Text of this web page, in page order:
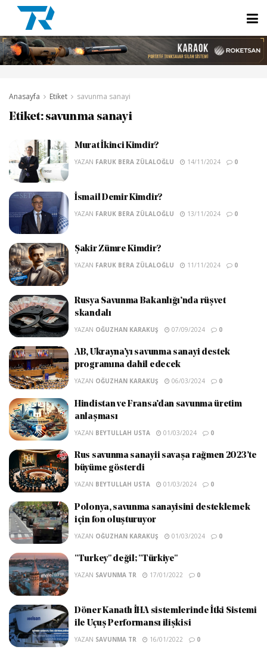
Anasayfa Etiket savunma sanayi
Etiket: savunma sanayi
Murat İkinci Kimdir?
YAZAN FARUK BERA ZÜLALOĞLU 14/11/2024 0
İsmail Demir Kimdir?
YAZAN FARUK BERA ZÜLALOĞLU 13/11/2024 0
Şakir Zümre Kimdir?
YAZAN FARUK BERA ZÜLALOĞLU 11/11/2024 0
Rusya Savunma Bakanlığı’nda rüşvet
skandalı
YAZAN OĞUZHAN KARAKUŞ 07/09/2024 0
AB, Ukrayna’yı savunma sanayi destek
programına dahil edecek
YAZAN OĞUZHAN KARAKUŞ 06/03/2024 0
Hindistan ve Fransa’dan savunma üretim
anlaşması
YAZAN BEYTULLAH USTA 01/03/2024 0
Rus savunma sanayii savaşa rağmen 2023’te
büyüme gösterdi
YAZAN BEYTULLAH USTA 01/03/2024 0
Polonya, savunma sanayisini desteklemek
için fon oluşturuyor
YAZAN OĞUZHAN KARAKUŞ 01/03/2024 0
"Turkey" değil; "Türkiye"
YAZAN SAVUNMA TR 17/01/2022 0
Döner Kanatlı İHA sistemlerinde İtki Sistemi
ile Uçuş Performansı ilişkisi
YAZAN SAVUNMA TR 16/01/2022 0